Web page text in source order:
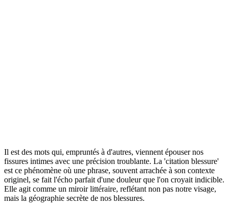
Il est des mots qui, empruntés à d'autres, viennent épouser nos
fissures intimes avec une précision troublante. La 'citation blessure'
est ce phénomène où une phrase, souvent arrachée à son contexte
originel, se fait l'écho parfait d'une douleur que l'on croyait indicible.
Elle agit comme un miroir littéraire, reflétant non pas notre visage,
mais la géographie secrète de nos blessures.